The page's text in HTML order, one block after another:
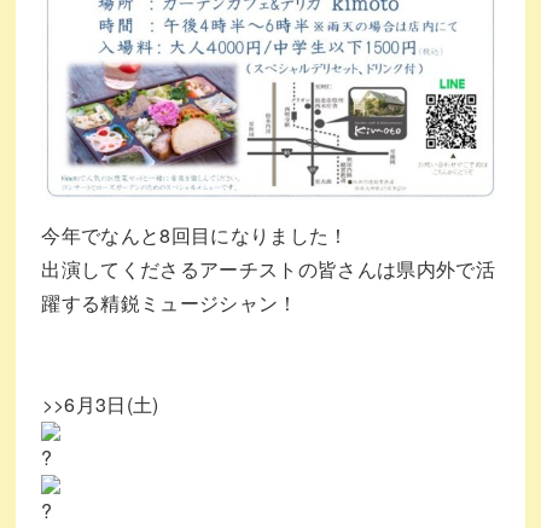
今年でなんと8回目になりました！
出演してくださるアーチストの皆さんは県内外で活
躍する精鋭ミュージシャン！⁡
⁡>>6月3日(土)